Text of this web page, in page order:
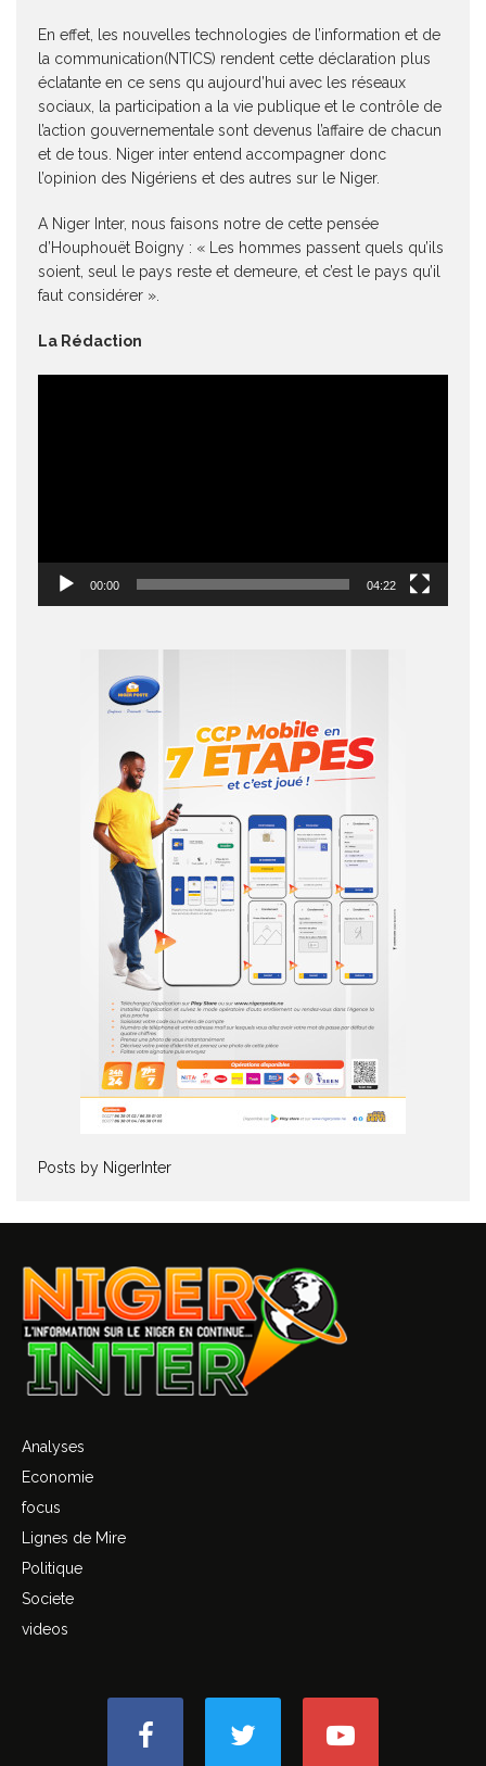
En effet, les nouvelles technologies de l’information et de
la communication(NTICS) rendent cette déclaration plus
éclatante en ce sens qu aujourd’hui avec les réseaux
sociaux, la participation a la vie publique et le contrôle de
l’action gouvernementale sont devenus l’affaire de chacun
et de tous. Niger inter entend accompagner donc
l’opinion des Nigériens et des autres sur le Niger.
A Niger Inter, nous faisons notre de cette pensée
d’Houphouët Boigny : « Les hommes passent quels qu’ils
soient, seul le pays reste et demeure, et c’est le pays qu’il
faut considérer ».
La Rédaction
00:00 04:22
Posts by NigerInter
Analyses
Economie
focus
Lignes de Mire
Politique
Societe
videos